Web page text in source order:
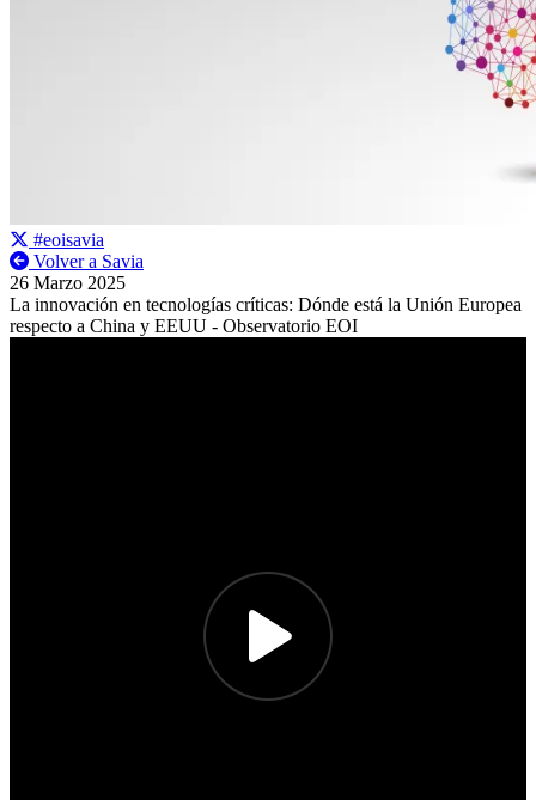
#eoisavia
Volver a Savia
26 Marzo 2025
La innovación en tecnologías críticas: Dónde está la Unión Europea
respecto a China y EEUU - Observatorio EOI